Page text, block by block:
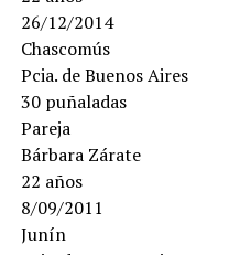
26/12/2014
Chascomús
Pcia. de Buenos Aires
30 puñaladas
Pareja
Bárbara Zárate
22 años
8/09/2011
Junín